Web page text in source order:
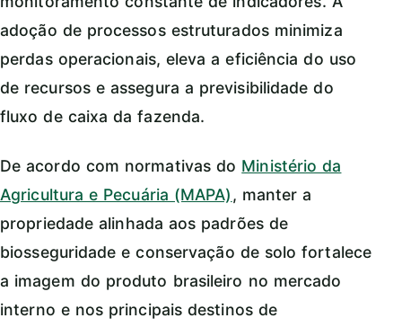
adoção de processos estruturados minimiza
perdas operacionais, eleva a eficiência do uso
de recursos e assegura a previsibilidade do
fluxo de caixa da fazenda.
De acordo com normativas do Ministério da
Agricultura e Pecuária (MAPA), manter a
propriedade alinhada aos padrões de
biosseguridade e conservação de solo fortalece
a imagem do produto brasileiro no mercado
interno e nos principais destinos de